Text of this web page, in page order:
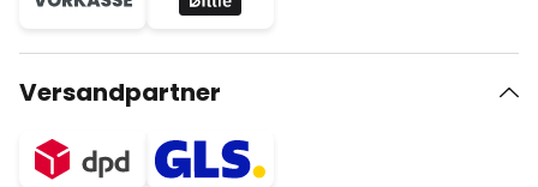
Versandpartner